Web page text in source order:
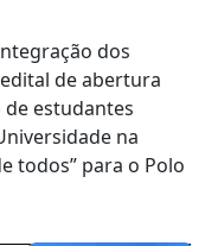
dos
de abertura
estudantes
na
todos” para o Polo